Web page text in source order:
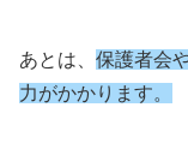
あとは、 保護者会
力がかかります。